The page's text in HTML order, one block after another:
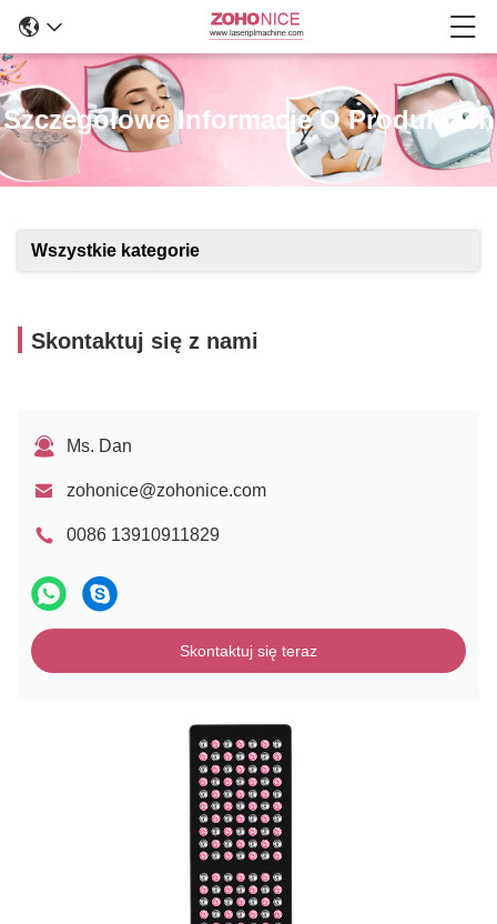
Szczegółowe Informacje O Produktach
Wszystkie kategorie
Skontaktuj się z nami
Ms. Dan
zohonice@zohonice.com
0086 13910911829
Skontaktuj się teraz